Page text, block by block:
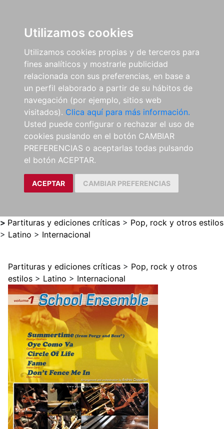
Utilizamos cookies
Utilizamos cookies propias y de terceros para
fines analíticos y mostrarle publicidad
relacionada con sus preferencias, en base a
un perfil elaborado a partir de su hábitos de
navegación (por ejemplo, sitios web
visitados). Clica aquí para más información.
Usted puede configurar o rechazar el uso de
cookies puslando en el botón CAMBIAR
PREFERENCIAS o aceptarlas todas pulsando
el botón ACEPTAR.
ACEPTAR CAMBIAR PREFERENCIAS
> Partituras y ediciones críticas > Pop, rock y otros estilos
> Latino > Internacional
Partituras y ediciones críticas > Pop, rock y otros
estilos > Latino > Internacional